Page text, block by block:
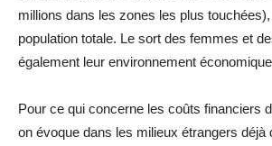
millions dans les zones les plus
population totale. Le sort des femmes et
également leur environnement
Pour ce qui concerne les coûts financiers
on évoque dans les milieux étrangers déjà